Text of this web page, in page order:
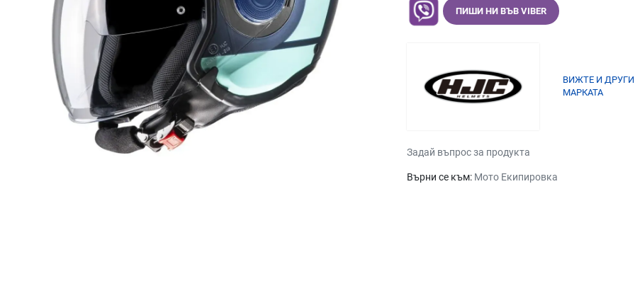
ПИШИ НИ ВЪВ VIBER
ВИЖТЕ И
МАРКАТА
Задай въпрос за продукта
Върни се към: Мото Екипировка